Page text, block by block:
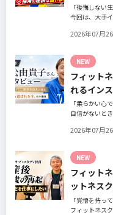
「後悔しない
今回は、大手
の阿部周大さ
2026年07月
NEW
フィット
れるイン
「柔らかい心
自信がないと
そんな風に自
さん。選ばれ
行動とは？
2026年07月
NEW
フィット
ットネス
立～
「覚悟を持っ
フィットネス